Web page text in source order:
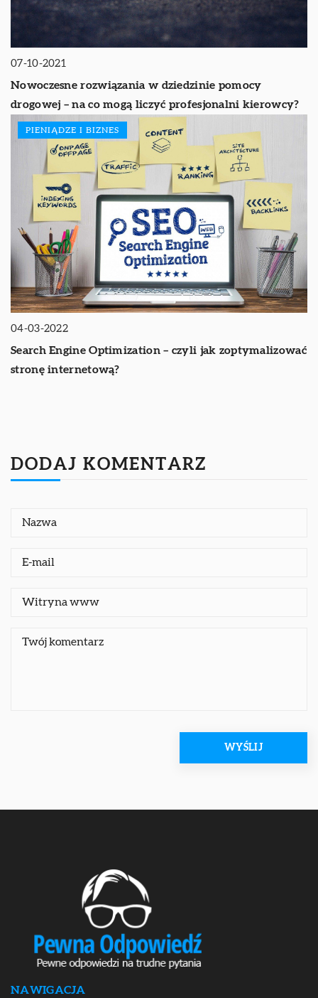
07-10-2021
Nowoczesne rozwiązania w dziedzinie pomocy
drogowej – na co mogą liczyć profesjonalni kierowcy?
PIENIĄDZE I BIZNES
04-03-2022
Search Engine Optimization – czyli jak zoptymalizować
stronę internetową?
DODAJ KOMENTARZ
NAWIGACJA